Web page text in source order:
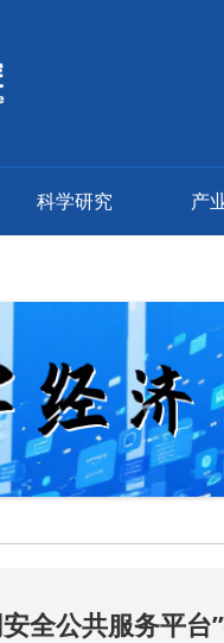
科学研究 产
全公共服务平